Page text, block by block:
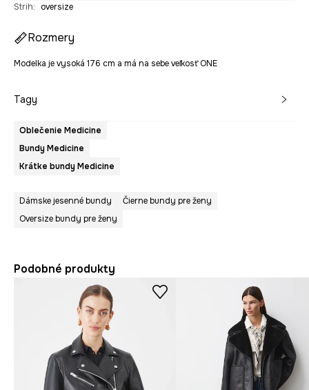
Strih: oversize
Rozmery
Modelka je vysoká 176 cm a má na sebe veľkosť ONE
Tagy
Oblečenie Medicine
Bundy Medicine
Krátke bundy Medicine
Dámske jesenné bundy
Čierne bundy pre ženy
Oversize bundy pre ženy
Podobné produkty